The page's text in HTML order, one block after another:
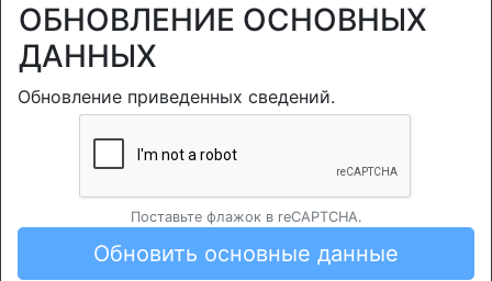
ОБНОВЛЕНИЕ ОСНОВНЫХ
ДАННЫХ
Обновление приведенных сведений.
Поставьте флажок в reCAPTCHA.
Обновить основные данные